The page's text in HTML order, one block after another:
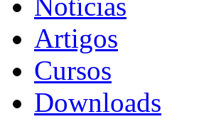
Notícias
Artigos
Cursos
Downloads